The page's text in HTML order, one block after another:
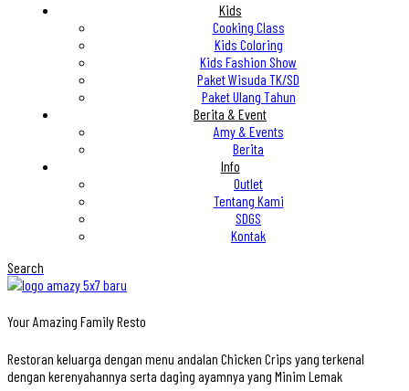
Kids
Cooking Class
Kids Coloring
Kids Fashion Show
Paket Wisuda TK/SD
Paket Ulang Tahun
Berita & Event
Amy & Events
Berita
Info
Outlet
Tentang Kami
SDGS
Kontak
Search
Your Amazing Family Resto
Restoran keluarga dengan menu andalan Chicken Crips yang terkenal
dengan kerenyahannya serta daging ayamnya yang Minim Lemak